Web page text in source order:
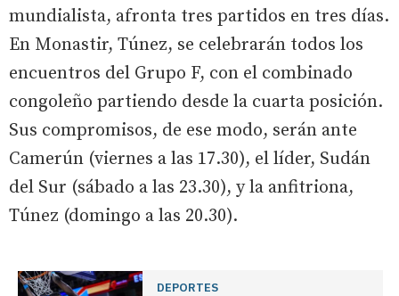
mundialista, afronta tres partidos en tres días.
En Monastir, Túnez, se celebrarán todos los
encuentros del Grupo F, con el combinado
congoleño partiendo desde la cuarta posición.
Sus compromisos, de ese modo, serán ante
Camerún (viernes a las 17.30), el líder, Sudán
del Sur (sábado a las 23.30), y la anfitriona,
Túnez (domingo a las 20.30).
DEPORTES